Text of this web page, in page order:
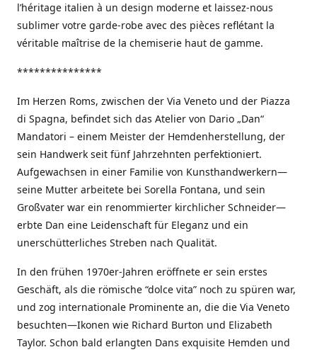
l’héritage italien à un design moderne et laissez-nous
sublimer votre garde-robe avec des pièces reflétant la
véritable maîtrise de la chemiserie haut de gamme.
***************
Im Herzen Roms, zwischen der Via Veneto und der Piazza
di Spagna, befindet sich das Atelier von Dario „Dan“
Mandatori – einem Meister der Hemdenherstellung, der
sein Handwerk seit fünf Jahrzehnten perfektioniert.
Aufgewachsen in einer Familie von Kunsthandwerkern—
seine Mutter arbeitete bei Sorella Fontana, und sein
Großvater war ein renommierter kirchlicher Schneider—
erbte Dan eine Leidenschaft für Eleganz und ein
unerschütterliches Streben nach Qualität.
In den frühen 1970er-Jahren eröffnete er sein erstes
Geschäft, als die römische “dolce vita” noch zu spüren war,
und zog internationale Prominente an, die die Via Veneto
besuchten—Ikonen wie Richard Burton und Elizabeth
Taylor. Schon bald erlangten Dans exquisite Hemden und